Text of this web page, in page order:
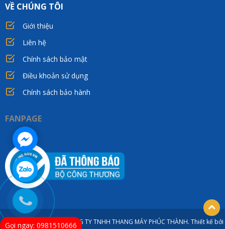
VỀ CHÚNG TÔI
Giới thiệu
Liên hệ
Chính sách bảo mật
Điều khoản sử dụng
Chính sách bảo hành
FANPAGE
© Bản quyền thuộc về CÔNG TY TNHH THANG MÁY PHÚC THÀNH. Thiết kế bởi
Gọi ngay: 0981510666